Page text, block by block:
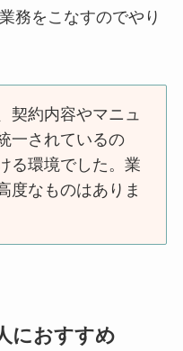
務をこなすのでやり
契約内容やマニュ
一されているの
る環境でした。業
度なものはありま
におすすめ